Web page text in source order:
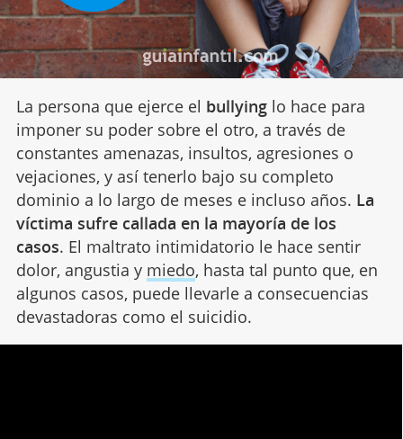
La persona que ejerce el bullyinglo hace para
imponer su poder sobre el otro, a través de
constantes amenazas, insultos, agresiones o
vejaciones, y así tenerlo bajo su completo
dominio a lo largo de meses e incluso años. La
víctima sufre callada en la mayoría de los
casos. El maltrato intimidatorio le hace sentir
dolor, angustia y miedo, hasta tal punto que, en
algunos casos, puede llevarle a consecuencias
devastadoras como el suicidio.